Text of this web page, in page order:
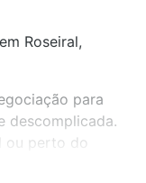
Roseiral,
para
descomplicada.
ou perto do